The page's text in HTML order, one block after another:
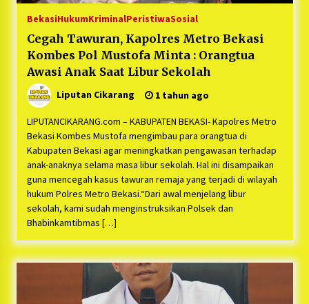
BekasiHukumKriminalPeristiwaSosial
Cegah Tawuran, Kapolres Metro Bekasi
Kombes Pol Mustofa Minta : Orangtua
Awasi Anak Saat Libur Sekolah
Liputan Cikarang 1 tahun ago
LIPUTANCIKARANG.com – KABUPATEN BEKASI- Kapolres Metro
Bekasi Kombes Mustofa mengimbau para orangtua di
Kabupaten Bekasi agar meningkatkan pengawasan terhadap
anak-anaknya selama masa libur sekolah. Hal ini disampaikan
guna mencegah kasus tawuran remaja yang terjadi di wilayah
hukum Polres Metro Bekasi.“Dari awal menjelang libur
sekolah, kami sudah menginstruksikan Polsek dan
Bhabinkamtibmas […]